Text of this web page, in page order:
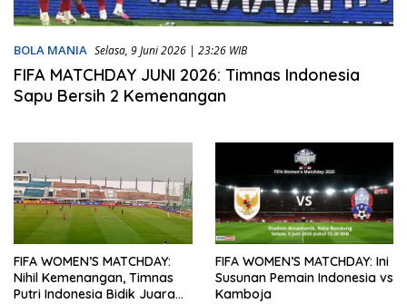
BOLA MANIA Selasa, 9 Juni 2026 | 23:26 WIB
FIFA MATCHDAY JUNI 2026: Timnas Indonesia
Sapu Bersih 2 Kemenangan
FIFA WOMEN’S MATCHDAY:
Nihil Kemenangan, Timnas
Putri Indonesia Bidik Juara
FIFA WOMEN’S MATCHDAY: Ini
Susunan Pemain Indonesia vs
Kamboja